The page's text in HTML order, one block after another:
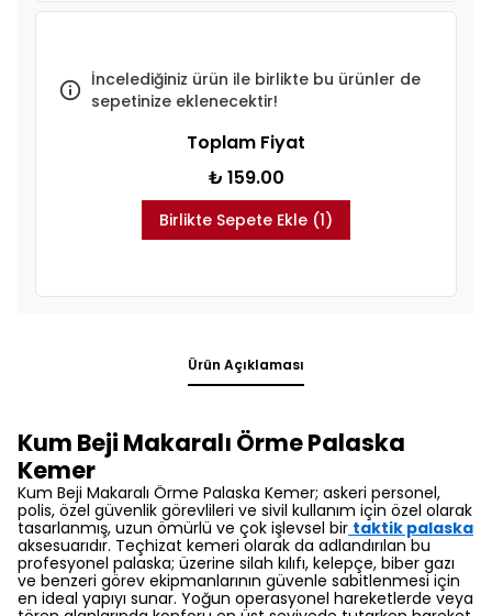
İncelediğiniz ürün ile birlikte bu ürünler de
sepetinize eklenecektir!
Toplam Fiyat
₺ 159.00
Birlikte Sepete Ekle (1)
Ürün Açıklaması
Kum Beji Makaralı Örme Palaska
Kemer
Kum Beji Makaralı Örme Palaska Kemer; askeri personel,
polis, özel güvenlik görevlileri ve sivil kullanım için özel olarak
tasarlanmış, uzun ömürlü ve çok işlevsel bir taktik palaska
aksesuarıdır. Teçhizat kemeri olarak da adlandırılan bu
profesyonel palaska; üzerine silah kılıfı, kelepçe, biber gazı
ve benzeri görev ekipmanlarının güvenle sabitlenmesi için
en ideal yapıyı sunar. Yoğun operasyonel hareketlerde veya